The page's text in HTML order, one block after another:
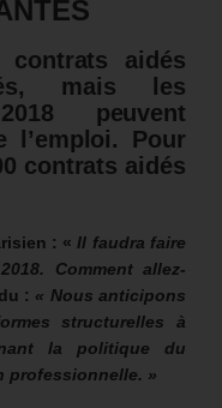
contrats aidés
mais les
peuvent
l’emploi. Pour
contrats aidés
: « Il faudra faire
Comment allez-
: « Nous anticipons
structurelles à
la politique du
professionnelle. »